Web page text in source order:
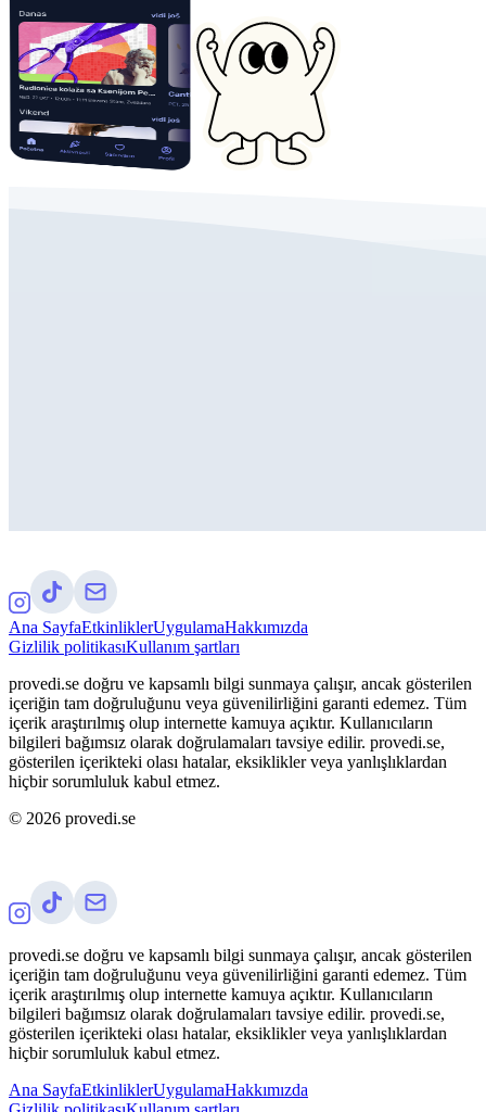
Ana SayfaEtkinliklerUygulamaHakkımızda
Gizlilik politikasıKullanım şartları
provedi.se doğru ve kapsamlı bilgi sunmaya çalışır, ancak gösterilen
içeriğin tam doğruluğunu veya güvenilirliğini garanti edemez. Tüm
içerik araştırılmış olup internette kamuya açıktır. Kullanıcıların
bilgileri bağımsız olarak doğrulamaları tavsiye edilir. provedi.se,
gösterilen içerikteki olası hatalar, eksiklikler veya yanlışlıklardan
hiçbir sorumluluk kabul etmez.
© 2026 provedi.se
provedi.se doğru ve kapsamlı bilgi sunmaya çalışır, ancak gösterilen
içeriğin tam doğruluğunu veya güvenilirliğini garanti edemez. Tüm
içerik araştırılmış olup internette kamuya açıktır. Kullanıcıların
bilgileri bağımsız olarak doğrulamaları tavsiye edilir. provedi.se,
gösterilen içerikteki olası hatalar, eksiklikler veya yanlışlıklardan
hiçbir sorumluluk kabul etmez.
Ana SayfaEtkinliklerUygulamaHakkımızda